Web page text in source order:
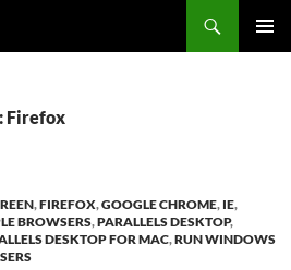
Firefox
,FIREFOX,GOOGLE CHROME, IE,
BROWSERS,PARALLELS DESKTOP,
DESKTOP FOR MAC,RUN WINDOWS